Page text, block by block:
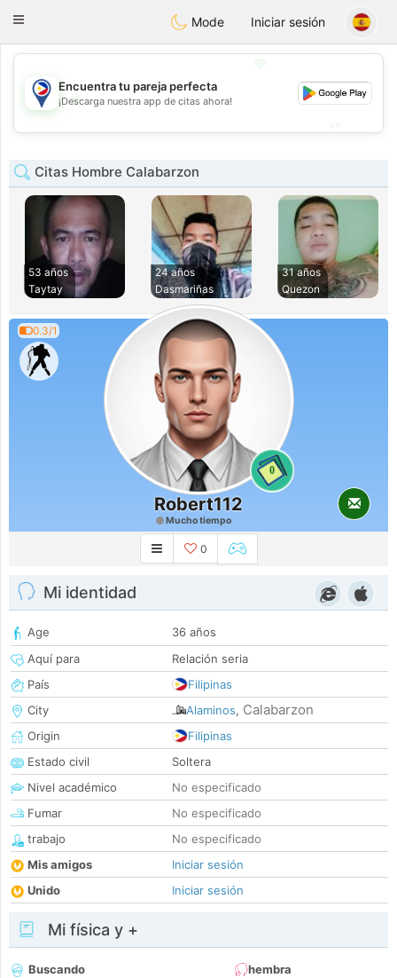
Philippines Chat
Toggle
Mode Iniciar sesión
💖
💕
Encuentra tu pareja perfecta
¡Descarga nuestra app de citas ahora!
Citas Hombre Calabarzon
53 años
Taytay
24 años
Dasmariñas
31 años
Quezon
0.3/1
0
Robert112
Mucho tiempo
0
Mi identidad
Age
36 años
Aquí para
Relación seria
País
Filipinas
City
Alaminos, Calabarzon
Origin
Filipinas
Estado civil
Soltera
Nivel académico
No especificado
Fumar
No especificado
trabajo
No especificado
Mis amigos
Iniciar sesión
Unido
Iniciar sesión
Mi física y +
Buscando
hembra